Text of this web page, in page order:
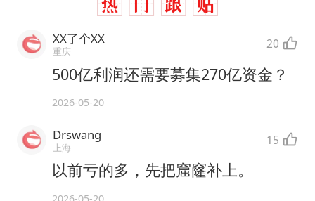
XX了个XX
重庆 20
500亿利润还需要募集270亿资金？
2026-05-20
Drswang
上海 15
以前亏的多，先把窟窿补上。
2026-05-20